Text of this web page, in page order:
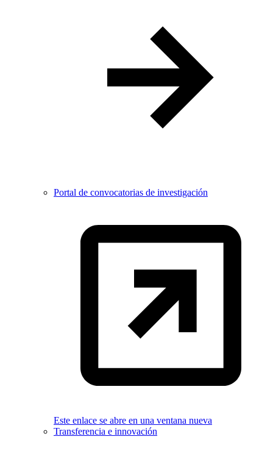
Portal de convocatorias de investigación
Este enlace se abre en una ventana nueva
Transferencia e innovación